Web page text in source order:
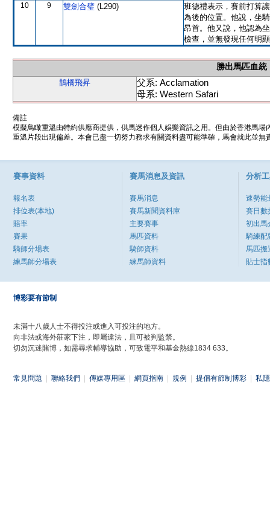
10 9 雙劍合璧 (L290)
班德禮表示，賽前打算
為後的位置。他說，坐
昂首。他又說，他認為
檢查，並無發現任何明
勝出馬匹血統
鵲橋飛昇
父系: Acclamation
母系: Western Safari
備註
模擬鳥瞰重溫由特約供應商提供，供馬迷作個人娛樂資訊之用。但由於香港馬
重溫片段出現偏差。本會已盡一切努力務求有關資料盡可能準確，馬會就此並
賽事資料
報名表
排位表(本地)
賠率
賽果
騎師分場表
練馬師分場表
賽馬消息及資訊
賽馬消息
賽馬新聞資料庫
主要賽事
馬匹資料
騎師資料
練馬師資料
分析
速勢能
賽日數
初出馬
騎練配
馬匹搬
貼士指
博彩要有節制
未滿十八歲人士不得投注或進入可投注的地方。
向非法或海外莊家下注，即屬違法，且可被判監禁。
切勿沉迷賭博，如需尋求輔導協助，可致電平和基金熱線1834 633。
常見問題 聯絡我們 傳媒專用區 網頁指南 規例 提倡有節制博彩 私